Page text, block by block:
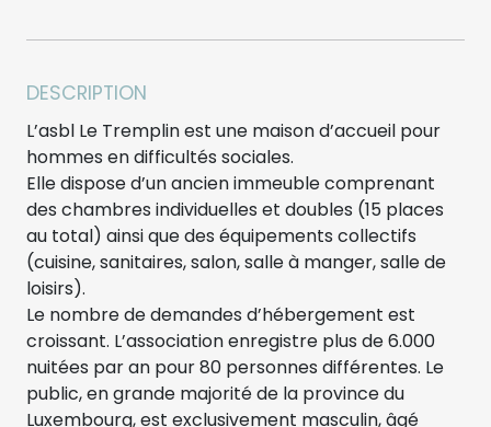
DESCRIPTION
L’asbl Le Tremplin est une maison d’accueil pour
hommes en difficultés sociales.
Elle dispose d’un ancien immeuble comprenant
des chambres individuelles et doubles (15 places
au total) ainsi que des équipements collectifs
(cuisine, sanitaires, salon, salle à manger, salle de
loisirs).
Le nombre de demandes d’hébergement est
croissant. L’association enregistre plus de 6.000
nuitées par an pour 80 personnes différentes. Le
public, en grande majorité de la province du
Luxembourg, est exclusivement masculin, âgé